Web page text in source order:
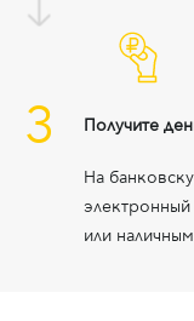
3 Получите
На
или